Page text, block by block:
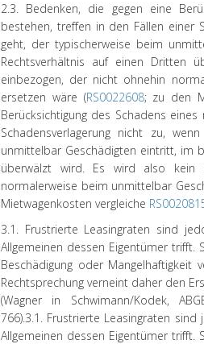
2.3. Bedenken, die gegen eine
bestehen, treffen in den Fällen einer
geht, der typischerweise beim
Rechtsverhältnis auf einen Dritten
einbezogen, der nicht ohnehin
ersetzen wäre (RS0022608; zu den
Berücksichtigung des Schadens
Schadensverlagerung nicht zu,
unmittelbar Geschädigten eintritt, im
überwälzt wird. Es wird also kein
normalerweise beim unmittelbar
Mietwagenkosten vergleiche
3.1. Frustrierte Leasingraten sind
Allgemeinen dessen Eigentümer
Beschädigung oder Mangelhaftigkeit
Rechtsprechung verneint daher den
(Wagner in Schwimann/Kodek,
766).3.1. Frustrierte Leasingraten
Allgemeinen dessen Eigentümer